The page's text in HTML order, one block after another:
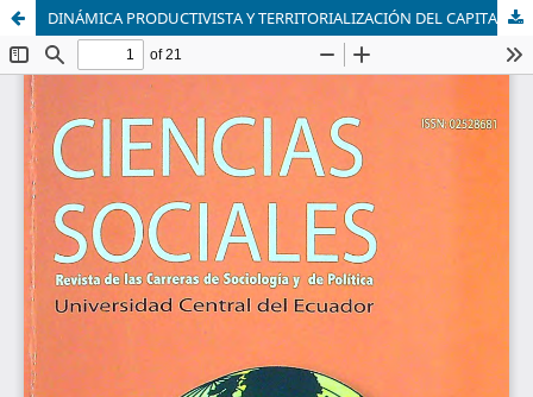
DINÁMICA PRODUCTIVISTA Y TERRITORIALIZACIÓN DEL CAPITAL AGRARIO: Impactos y transformaciones socioeconómicas en el espacio rural argentino.